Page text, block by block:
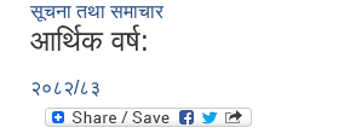
सूचना तथा समाचार
आर्थिक वर्ष:
२०८२/८३